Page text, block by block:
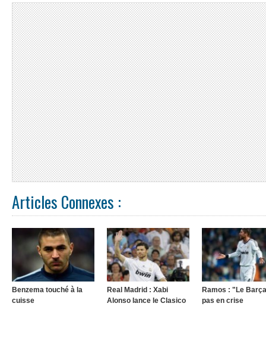
Articles Connexes :
Benzema touché à la
cuisse
Real Madrid : Xabi
Alonso lance le Clasico
Ramos : "Le
pas en crise